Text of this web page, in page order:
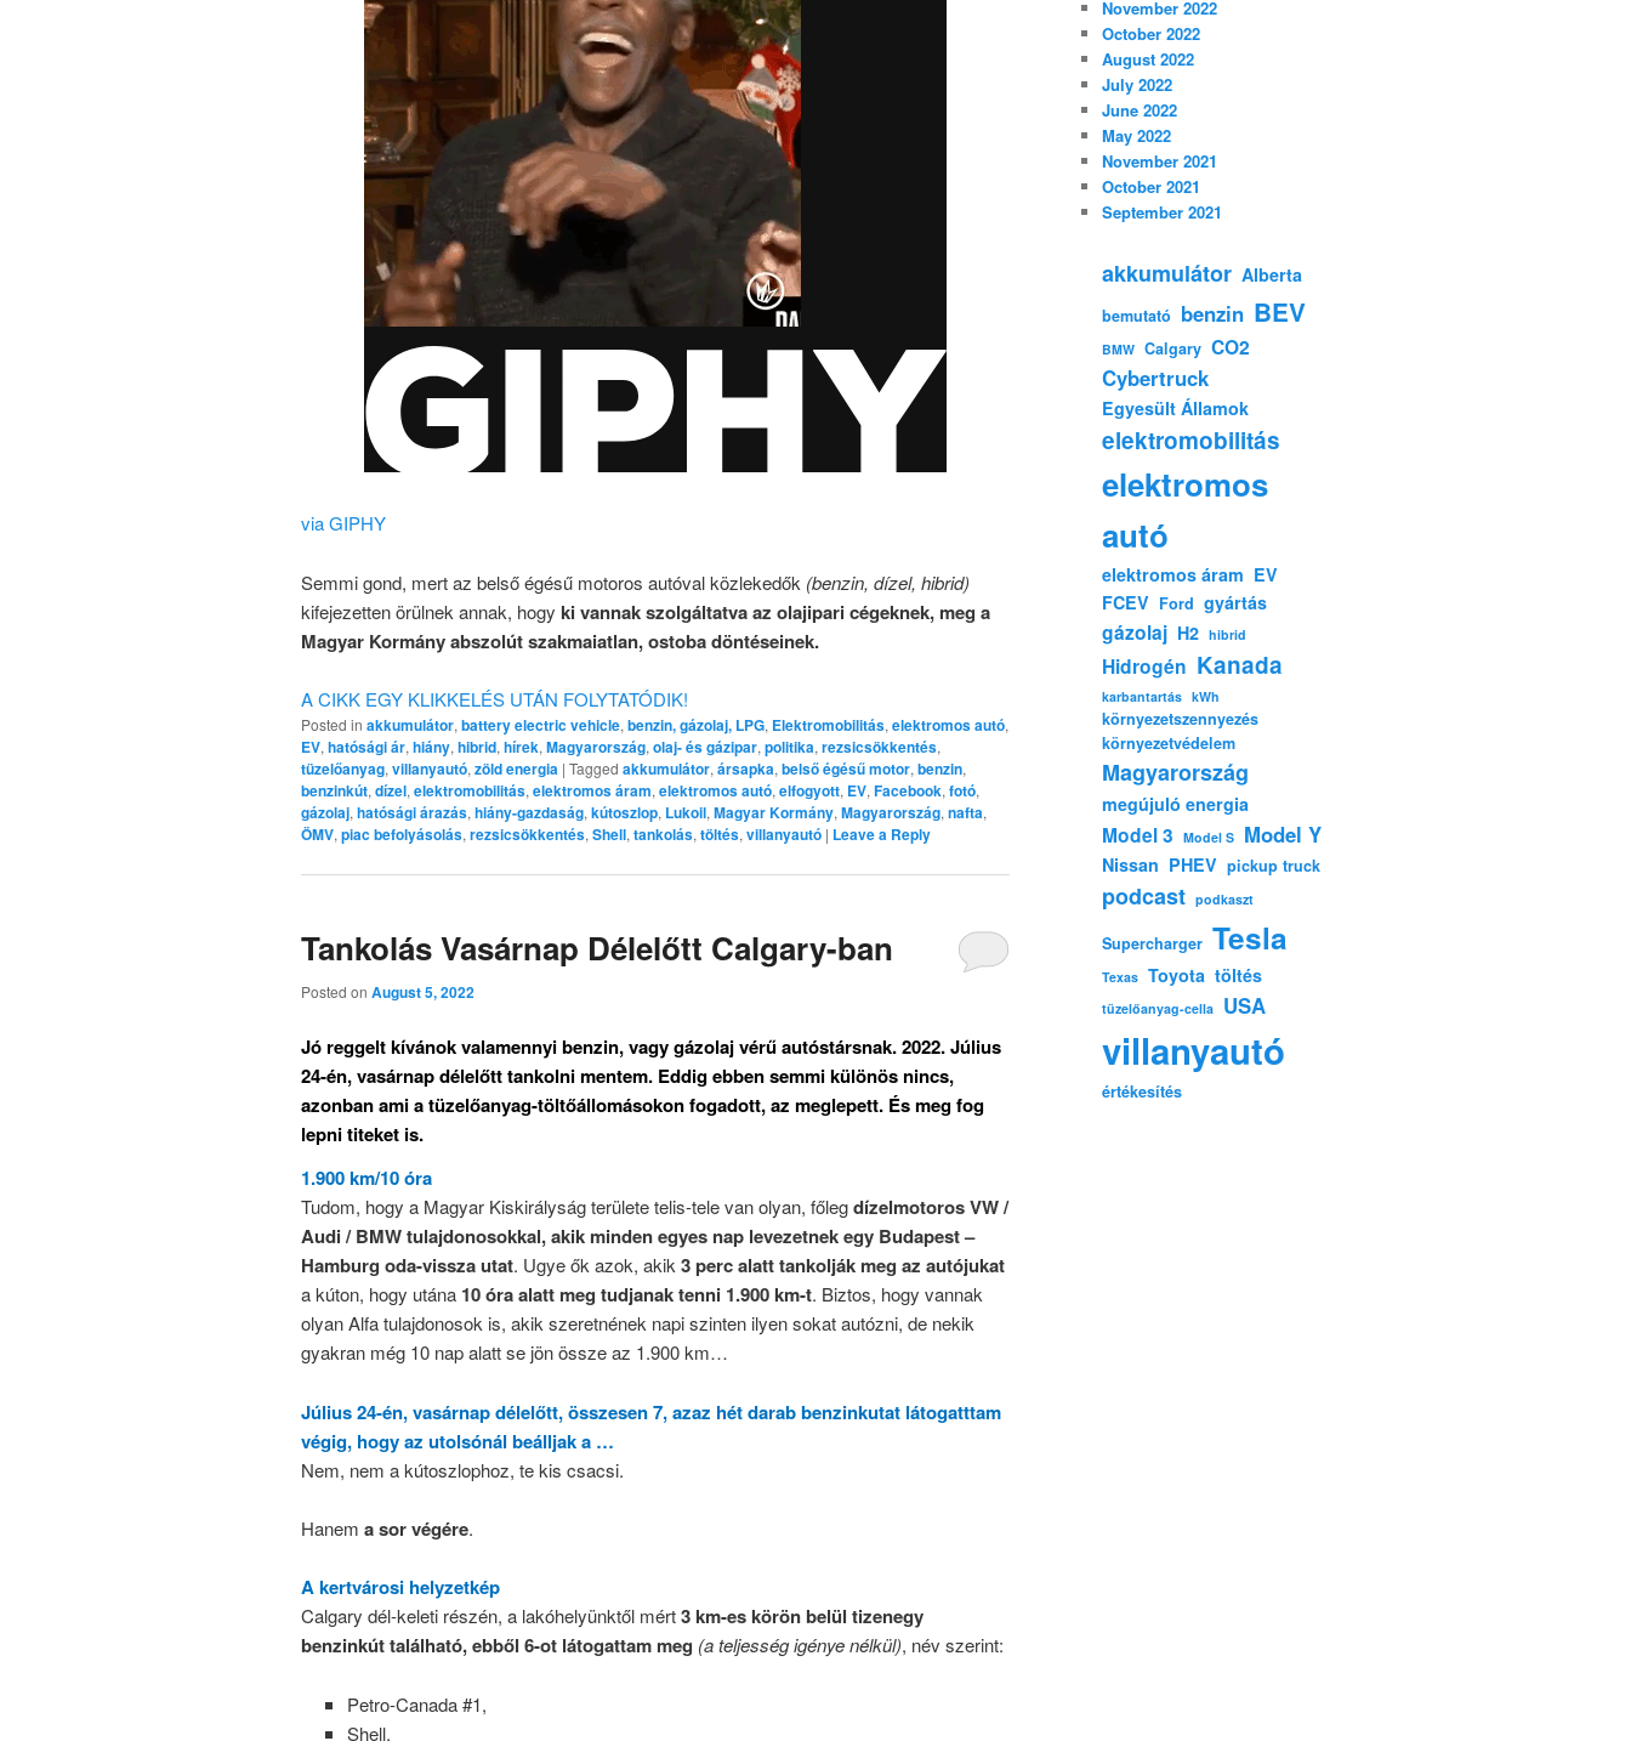
via GIPHY
Semmi gond, mert az belső égésű motoros autóval közlekedők (benzin, dízel, hibrid)
kifejezetten örülnek annak, hogy ki vannak szolgáltatva az olajipari cégeknek, meg a
Magyar Kormány abszolút szakmaiatlan, ostoba döntéseinek.
A CIKK EGY KLIKKELÉS UTÁN FOLYTATÓDIK!
Posted in akkumulátor, battery electric vehicle, benzin, gázolaj, LPG, Elektromobilitás, elektromos autó,
EV, hatósági ár, hiány, hibrid, hírek, Magyarország, olaj- és gázipar, politika, rezsicsökkentés,
tüzelőanyag, villanyautó, zöld energia | Tagged akkumulátor, ársapka, belső égésű motor, benzin,
benzinkút, dízel, elektromobilitás, elektromos áram, elektromos autó, elfogyott, EV, Facebook, fotó,
gázolaj, hatósági árazás, hiány-gazdaság, kútoszlop, Lukoil, Magyar Kormány, Magyarország, nafta,
ÖMV, piac befolyásolás, rezsicsökkentés, Shell, tankolás, töltés, villanyautó | Leave a Reply
Tankolás Vasárnap Délelőtt Calgary-ban
Posted on August 5, 2022
Jó reggelt kívánok valamennyi benzin, vagy gázolaj vérű autóstársnak. 2022. Július
24-én, vasárnap délelőtt tankolni mentem. Eddig ebben semmi különös nincs,
azonban ami a tüzelőanyag-töltőállomásokon fogadott, az meglepett. És meg fog
lepni titeket is.
1.900 km/10 óra
Tudom, hogy a Magyar Kiskirályság területe telis-tele van olyan, főlegdízelmotoros VW /
Audi / BMW tulajdonosokkal, akik minden egyes nap levezetnek egy Budapest –
Hamburg oda-vissza utat. Ugye ők azok, akik 3 perc alatt tankolják meg az autójukat
a kúton, hogy utána 10 óra alatt meg tudjanak tenni 1.900 km-t. Biztos, hogy vannak
olyan Alfa tulajdonosok is, akik szeretnének napi szinten ilyen sokat autózni, de nekik
gyakran még 10 nap alatt se jön össze az 1.900 km…
Július 24-én, vasárnap délelőtt, összesen 7, azaz hét darab benzinkutat látogatttam
végig, hogy az utolsónál beálljak a …
Nem, nem a kútoszlophoz, te kis csacsi.
Hanem a sor végére.
A kertvárosi helyzetkép
Calgary dél-keleti részén, a lakóhelyünktől mért3 km-es körön belül tizenegy
benzinkút található, ebből 6-ot látogattam meg (a teljesség igénye nélkül), név szerint:
Petro-Canada #1,
Shell,
November 2022
October 2022
August 2022
July 2022
June 2022
May 2022
November 2021
October 2021
September 2021
akkumulátor Alberta
bemutató benzin BEV
BMW Calgary CO2
Cybertruck
Egyesült Államok
elektromobilitás
elektromos
autó
elektromos áram EV
FCEV Ford gyártás
gázolaj H2 hibrid
Hidrogén Kanada
karbantartás kWh
környezetszennyezés
környezetvédelem
Magyarország
megújuló energia
Model 3 Model S Model Y
Nissan PHEV pickup truck
podcast podkaszt
Supercharger Tesla
Texas Toyota töltés
tüzelőanyag-cella USA
villanyautó
értékesítés